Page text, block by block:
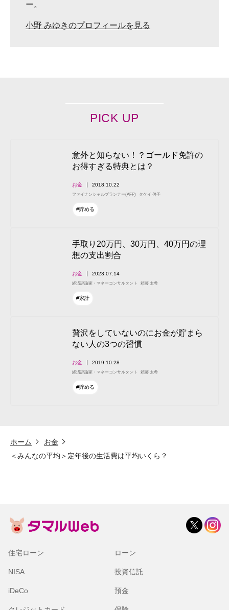
ー。
小野 みゆきのプロフィールを見る
PICK UP
意外と知らない！？ゴールド免許の
お得すぎる特典とは？
お金 2018.10.22
ファイナンシャルプランナー(AFP) タケイ 啓子
#貯める
手取り20万円、30万円、40万円の理
想の支出割合
お金 2023.07.14
経済評論家・マネーコンサルタント 頼藤 太希
#家計
贅沢をしていないのにお金が貯まら
ない人の3つの習慣
お金 2019.10.28
経済評論家・マネーコンサルタント 頼藤 太希
#貯める
ホーム
お金
＜みんなの平均＞定年後の生活費は平均いくら？
住宅ローン ローン
NISA 投資信託
iDeCo 預金